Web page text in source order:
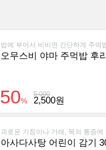
오무스비 야마 주먹밥 후
5,000
50% 2,500원
아사다사탕 어린이 감기